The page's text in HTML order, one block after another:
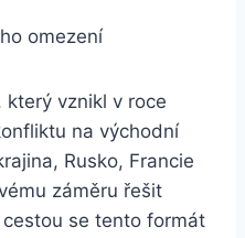
omezení
vznikl v roce
na východní
Rusko, Francie
záměru řešit
se tento formát